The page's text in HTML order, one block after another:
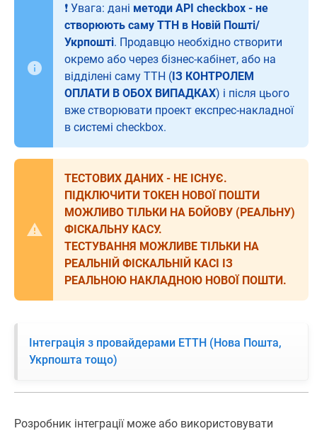
❗️ Увага: дані методи API checkbox - не
створюють саму ТТН в Новій Пошті/
Укрпошті. Продавцю необхідно створити
окремо або через бізнес-кабінет, або на
відділені саму ТТН (ІЗ КОНТРОЛЕМ
ОПЛАТИ В ОБОХ ВИПАДКАХ) і після цього
вже створювати проект експрес-накладної
в системі checkbox.
ТЕСТОВИХ ДАНИХ - НЕ ІСНУЄ.
ПІДКЛЮЧИТИ ТОКЕН НОВОЇ ПОШТИ
МОЖЛИВО ТІЛЬКИ НА БОЙОВУ (РЕАЛЬНУ)
ФІСКАЛЬНУ КАСУ.
ТЕСТУВАННЯ МОЖЛИВЕ ТІЛЬКИ НА
РЕАЛЬНІЙ ФІСКАЛЬНІЙ КАСІ ІЗ
РЕАЛЬНОЮ НАКЛАДНОЮ НОВОЇ ПОШТИ.
Інтеграція з провайдерами ЕТТН (Нова Пошта,
Укрпошта тощо)
Розробник інтеграції може або використовувати